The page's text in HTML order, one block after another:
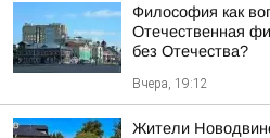
Философия как
Отечественная
без Отечества?
Вчера, 19:12
Жители